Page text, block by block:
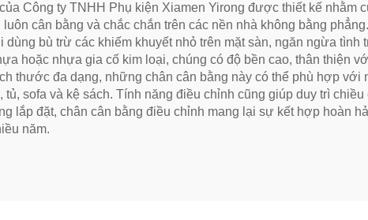
Công ty TNHH Phụ kiện Xiamen Yirong được thiết kế nhằm
cân bằng và chắc chắn trên các nền nhà không bằng
bù trừ các khiếm khuyết nhỏ trên mặt sàn, ngăn ngừa
hoặc nhựa gia cố kim loại, chúng có độ bền cao, thân thiện
thước đa dạng, những chân cân bằng này có thể phù hợp với
sofa và kệ sách. Tính năng điều chỉnh cũng giúp duy trì
lắp đặt, chân cân bằng điều chỉnh mang lại sự kết hợp hoàn
năm.